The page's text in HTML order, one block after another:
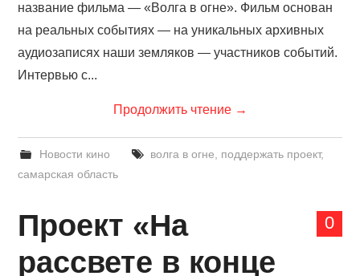
название фильма — «Волга в огне». Фильм основан
на реальных событиях — на уникальных архивных
аудиозаписях наши земляков — участников событий.
Интервью с...
Продолжить чтение →
Новости кино волга в огне поддержать проект,
самарская область
0
Проект «На
рассвете в конце